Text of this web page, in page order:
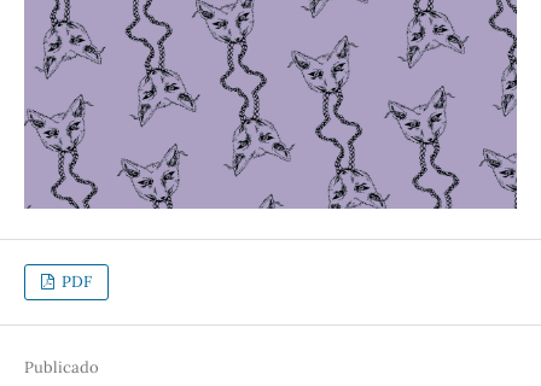
PDF
Publicado